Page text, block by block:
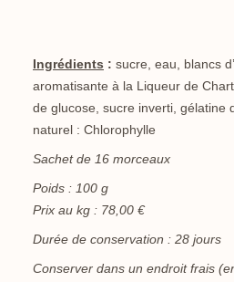
Ingrédients : sucre, eau, blancs d’
aromatisante à la Liqueur de
de glucose, sucre inverti, gélatine
naturel : Chlorophylle
Sachet de 16 morceaux
Poids : 100 g
Prix au kg : 78,00 €
Durée de conservation : 28 jours
Conserver dans un endroit frais